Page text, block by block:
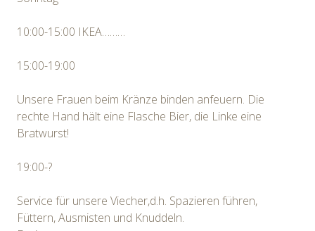
10:00-15:00 IKEA………
15:00-19:00
Unsere Frauen beim Kränze binden anfeuern. Die
rechte Hand hält eine Flasche Bier, die Linke eine
Bratwurst!
19:00-?
Service für unsere Viecher,d.h. Spazieren führen,
Füttern, Ausmisten und Knuddeln.